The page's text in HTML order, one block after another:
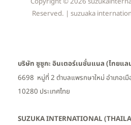
Reserved. | suzuaka
บริษัท ซูซูกะ อินเตอร์เนชั่นแนล (ไทยแ
6698 หมู่ที่ 2 ตำบลแพรกษาใหม่ อำเภอเมื
10280 ประเทศไทย
SUZUKA INTERNATIONAL